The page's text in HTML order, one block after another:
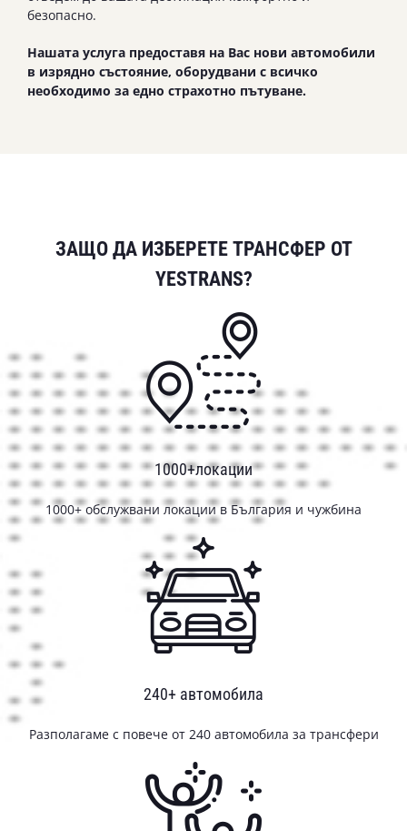
безопасно.
Нашата услуга предоставя на Вас нови автомобили
в изрядно състояние, оборудвани с всичко
необходимо за едно страхотно пътуване.
ЗАЩО ДА ИЗБЕРЕТЕ ТРАНСФЕР ОТ
YESTRANS?
1000+локации
1000+ обслужвани локации в България и чужбина
240+ автомобила
Разполагаме с повече от 240 автомобила за трансфери